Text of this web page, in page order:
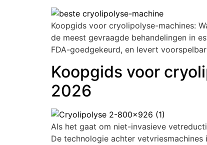
Koopgids voor cryolipolyse-machines:
de meest gevraagde behandelingen in
FDA-goedgekeurd, en levert
Koopgids voor
2026
Als het gaat om niet-invasieve
De technologie achter